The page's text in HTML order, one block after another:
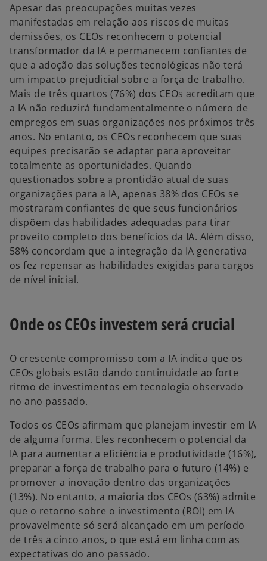
Apesar das preocupações muitas vezes
manifestadas em relação aos riscos de muitas
demissões, os CEOs reconhecem o potencial
transformador da IA e permanecem confiantes de
que a adoção das soluções tecnológicas não terá
um impacto prejudicial sobre a força de trabalho.
Mais de três quartos (76%) dos CEOs acreditam que
a IA não reduzirá fundamentalmente o número de
empregos em suas organizações nos próximos três
anos. No entanto, os CEOs reconhecem que suas
equipes precisarão se adaptar para aproveitar
totalmente as oportunidades. Quando
questionados sobre a prontidão atual de suas
organizações para a IA, apenas 38% dos CEOs se
mostraram confiantes de que seus funcionários
dispõem das habilidades adequadas para tirar
proveito completo dos benefícios da IA. Além disso,
58% concordam que a integração da IA generativa
os fez repensar as habilidades exigidas para cargos
de nível inicial.
Onde os CEOs investem será crucial
O crescente compromisso com a IA indica que os
CEOs globais estão dando continuidade ao forte
ritmo de investimentos em tecnologia observado
no ano passado.
Todos os CEOs afirmam que planejam investir em IA
de alguma forma. Eles reconhecem o potencial da
IA para aumentar a eficiência e produtividade (16%),
preparar a força de trabalho para o futuro (14%) e
promover a inovação dentro das organizações
(13%). No entanto, a maioria dos CEOs (63%) admite
que o retorno sobre o investimento (ROI) em IA
provavelmente só será alcançado em um período
de três a cinco anos, o que está em linha com as
expectativas do ano passado.